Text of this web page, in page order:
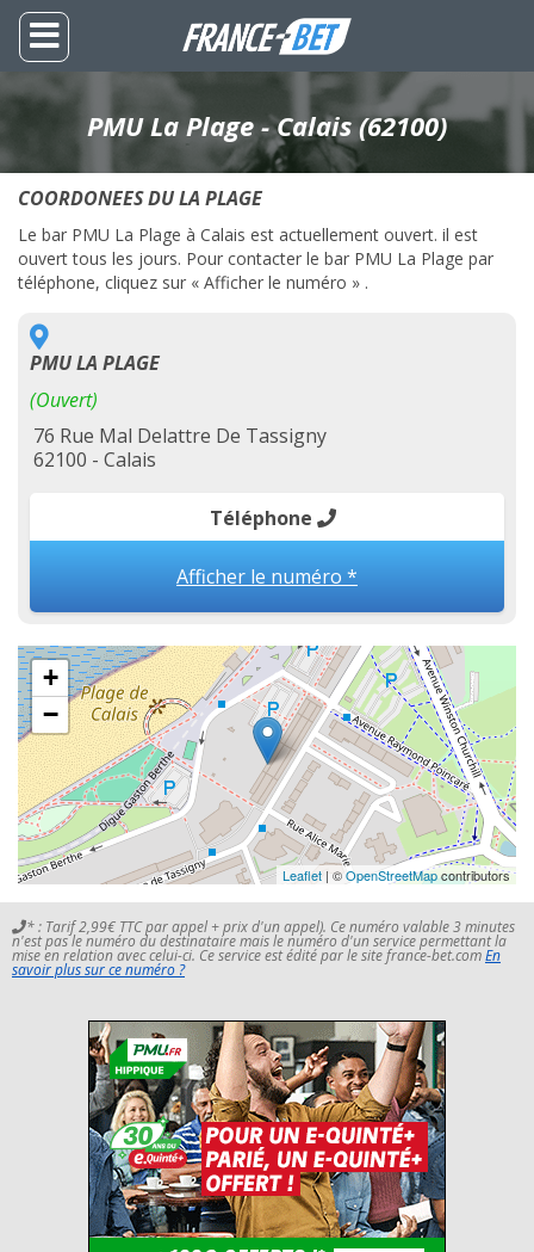
PMU La Plage - Calais (62100)
COORDONEES DU LA PLAGE
Le bar PMU La Plage à Calais est actuellement ouvert. il est
ouvert tous les jours. Pour contacter le bar PMU La Plage par
téléphone, cliquez sur « Afficher le numéro » .
PMU LA PLAGE
(Ouvert)
76 Rue Mal Delattre De Tassigny
62100 - Calais
Téléphone
Afficher le numéro *
+
−
Leaflet | ©OpenStreetMapcontributors
* : Tarif 2,99€ TTC par appel + prix d'un appel). Ce numéro valable 3 minutes
n'est pas le numéro du destinataire mais le numéro d'un service permettant la
mise en relation avec celui-ci. Ce service est édité par le site france-bet.comEn
savoir plus sur ce numéro ?